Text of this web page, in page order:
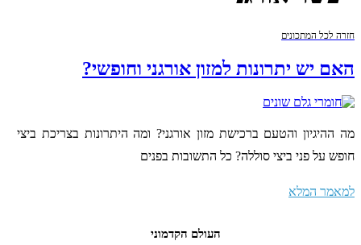
חזרה לכל המתכונים
האם יש יתרונות למזון אורגני וחופשי?
מה ההיגיון והטעם ברכישת מזון אורגני? ומה היתרונות בצריכת ביצי
חופש על פני ביצי סוללה? כל התשובות בפנים
למאמר המלא
העולם הקדמוני